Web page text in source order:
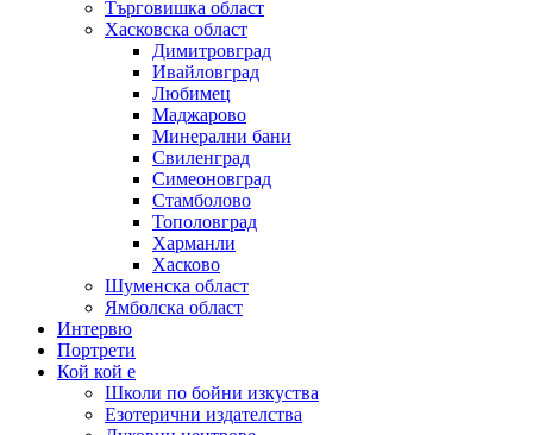
Търговишка област
Хасковска област
Димитровград
Ивайловград
Любимец
Маджарово
Минерални бани
Свиленград
Симеоновград
Стамболово
Тополовград
Харманли
Хасково
Шуменска област
Ямболска област
Интервю
Портрети
Кой кой е
Школи по бойни изкуства
Езотерични издателства